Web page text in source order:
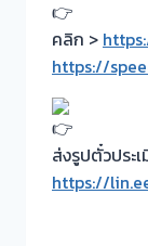
คลิก >
https://
ส่งรูปตั๋วประ
https://